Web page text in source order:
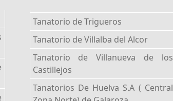
Tanatorio de Trigueros
Tanatorio de Villalba del Alcor
Tanatorio de Villanueva de los
Castillejos
Tanatorios De Huelva S.A ( Central